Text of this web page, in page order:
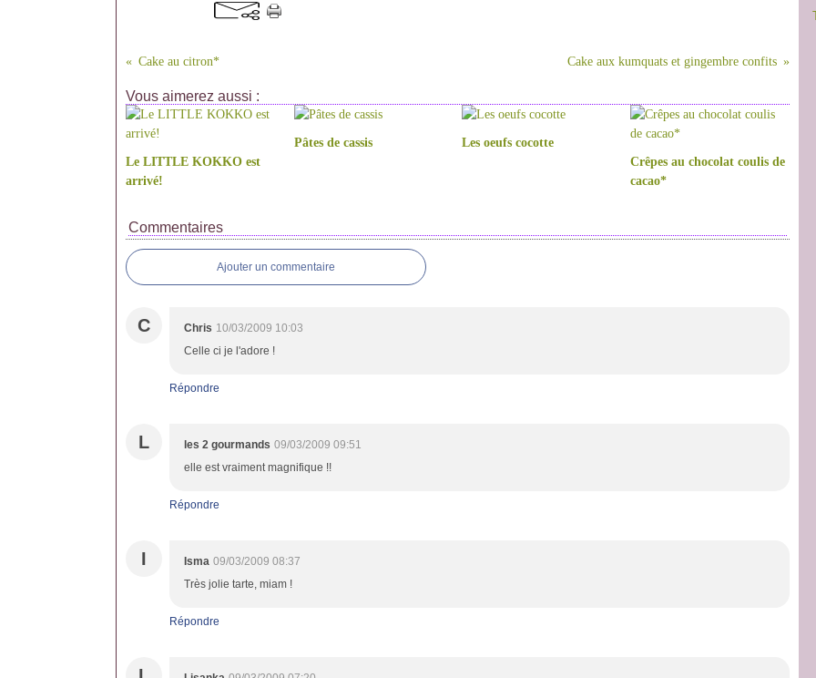
Cake au citron* Cake aux kumquats et gingembre confits
Vous aimerez aussi :
Le LITTLE KOKKO est
arrivé!
Pâtes de cassis
Les oeufs cocotte
Crêpes au chocolat coulis de
cacao*
Commentaires
Ajouter un commentaire
C Chris 10/03/2009 10:03
Celle ci je l'adore !
Répondre
L les 2 gourmands 09/03/2009 09:51
elle est vraiment magnifique !!
Répondre
I Isma 09/03/2009 08:37
Très jolie tarte, miam !
Répondre